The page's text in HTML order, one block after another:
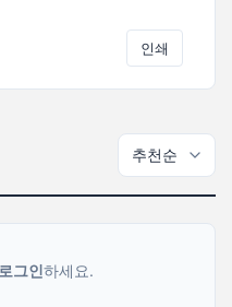
인쇄
로그인하세요.